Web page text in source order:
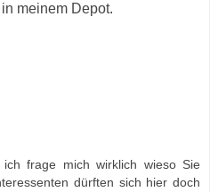
meinem Depot.
frage mich wirklich wieso Sie
dürften sich hier doch